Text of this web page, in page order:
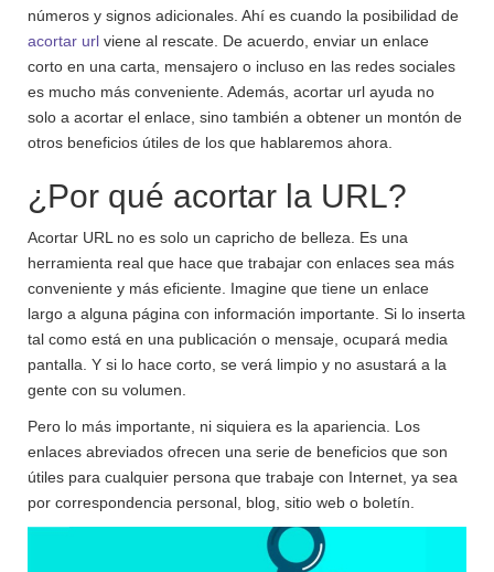
números y signos adicionales. Ahí es cuando la posibilidad de
acortar url viene al rescate. De acuerdo, enviar un enlace
corto en una carta, mensajero o incluso en las redes sociales
es mucho más conveniente. Además, acortar url ayuda no
solo a acortar el enlace, sino también a obtener un montón de
otros beneficios útiles de los que hablaremos ahora.
¿Por qué acortar la URL?
Acortar URL no es solo un capricho de belleza. Es una
herramienta real que hace que trabajar con enlaces sea más
conveniente y más eficiente. Imagine que tiene un enlace
largo a alguna página con información importante. Si lo inserta
tal como está en una publicación o mensaje, ocupará media
pantalla. Y si lo hace corto, se verá limpio y no asustará a la
gente con su volumen.
Pero lo más importante, ni siquiera es la apariencia. Los
enlaces abreviados ofrecen una serie de beneficios que son
útiles para cualquier persona que trabaje con Internet, ya sea
por correspondencia personal, blog, sitio web o boletín.